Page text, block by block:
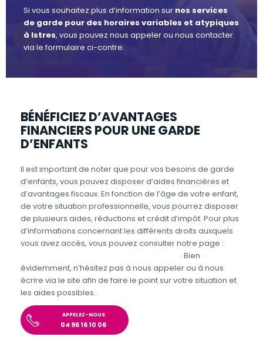
Si vous souhaitez plus d’information sur nos services
de garde pour des horaires variables et atypiques
à Istres, vous pouvez nous appeler ou nous contacter
via le formulaire ci-contre.
BÉNÉFICIEZ D’AVANTAGES
FINANCIERS POUR UNE GARDE
D’ENFANTS
Il est important de noter que pour vos besoins de garde
d’enfants, vous pouvez disposer d’aides financières et
d’avantages fiscaux. En fonction de l’âge de votre enfant,
de votre situation professionnelle, vous pourrez disposer
de plusieurs aides, réductions et crédit d’impôt. Pour plus
d’informations concernant les différents droits auxquels
vous avez accès, vous pouvez consulter notre page :
. Bien
évidemment, n’hésitez pas à nous appeler ou à nous
écrire via le site afin de faire le point sur votre situation et
les aides possibles.
APPELEZ-NOUS
04 96 16 10 06